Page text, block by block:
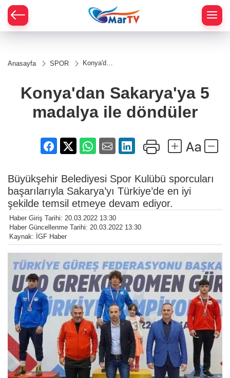
Anasayfa SPOR
Konya'dan
ile
döndüler
Konya'dan Sakarya'ya 5
madalya ile döndüler
Büyükşehir Belediyesi Spor Kulübü sporcuları
başarılarıyla Sakarya’yı Türkiye’de en iyi
şekilde temsil etmeye devam ediyor.
Haber Giriş Tarihi: 20.03.2022 13:30
Haber Güncellenme Tarihi: 20.03.2022 13:30
Kaynak: İGF Haber